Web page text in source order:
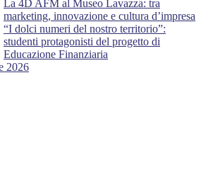
La 4D AFM al Museo Lavazza: tra
marketing, innovazione e cultura d’impresa
“I dolci numeri del nostro territorio”:
studenti protagonisti del progetto di
Educazione Finanziaria
2026